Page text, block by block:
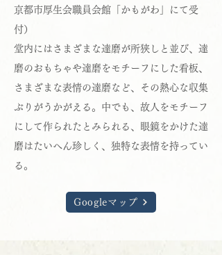
京都市厚生会職員会館「かもがわ」にて受
付）
堂内にはさまざまな達磨が所狭しと並び、達
磨のおもちゃや達磨をモチーフにした看板、
さまざまな表情の達磨など、その熱心な収集
ぶりがうかがえる。中でも、故人をモチーフ
にして作られたとみられる、眼鏡をかけた達
磨はたいへん珍しく、独特な表情を持ってい
る。
Googleマップ